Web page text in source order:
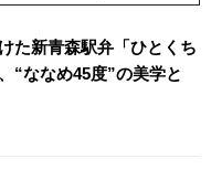
た新青森駅弁「ひとくち
“ななめ45度”の美学と